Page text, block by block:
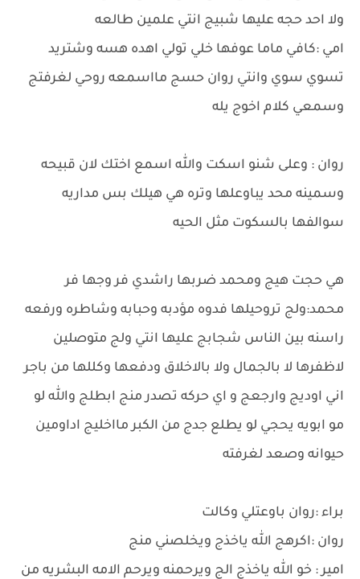
ولا احد حجه عليها شبيج انتي علمين طالعه
امي :كافي ماما عوفها خلي تولي اهده هسه وشتريد
تسوي سوي وانتي روان حسج مااسمعه روحي لغرفتج
وسمعي كلام اخوج يله
روان : وعلى شنو اسكت والله اسمع اختك لان قبيحه
وسمينه محد يباوعلها وتره هي هيلك بس مداريه
سوالفها بالسكوت مثل الحيه
هي حجت هيج ومحمد ضربها راشدي فر وجها فر
محمد:ولج تروحيلها فدوه مؤدبه وحبابه وشاطره ورفعه
راسنه بين الناس شجابج عليها انتي ولج متوصلين
لاظفرها لا بالجمال ولا بالاخلاق ودفعها وكللها من باجر
اني اوديج وارجعج و اي حركه تصدر منج ابطلج والله لو
مو ابويه يحجي لو يطلع جدج من الكبر مااخليج اداومين
حيوانه وصعد لغرفته
براء :روان باوعتلي وكالت
روان :اكرهج الله ياخذج ويخلصني منج
امير : خو الله ياخذج الج ويرحمنه ويرحم الامه البشريه من